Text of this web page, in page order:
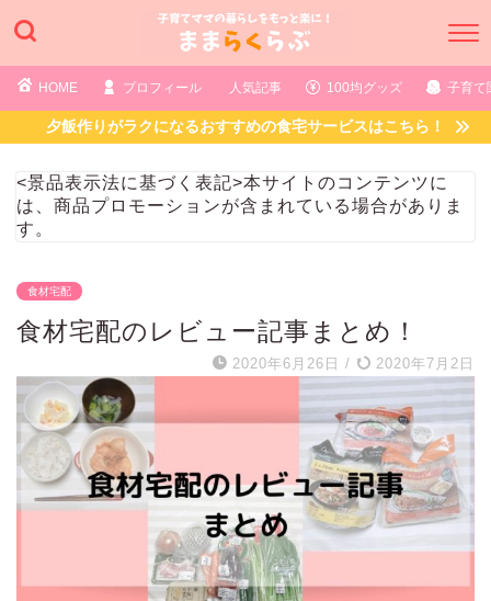
HOME プロフィール 人気記事 100均グッズ 子育て
夕飯作りがラクになるおすすめの食宅サービスはこちら！
<景品表示法に基づく表記>本サイトのコンテンツに
は、商品プロモーションが含まれている場合がありま
す。
食材宅配
食材宅配のレビュー記事まとめ！
2020年6月26日 / 2020年7月2日